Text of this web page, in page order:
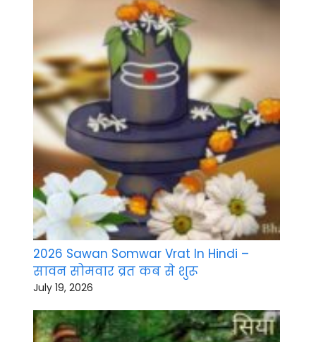
2026 Sawan Somwar Vrat In Hindi –
सावन सोमवार व्रत कब से शुरू
July 19, 2026